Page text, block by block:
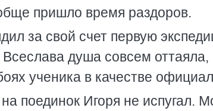
пришло время раздоров.
за свой счет первую
душа совсем оттаяла,
ученика в качестве
поединок Игоря не испугал.